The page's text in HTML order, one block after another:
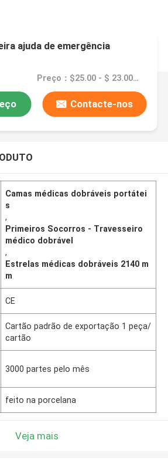
ajuda de emergência
Preço：$25.00 - $ 23.00 /Pieces 1-29 Pieces
Contacte-nos
Camas médicas dobráveis portátei
s
,
Primeiros Socorros - Travesseiro
médico dobrável
,
Estrelas médicas dobráveis 2140 m
m
CE
Cartão padrão de exportação 1 peça/
cartão
3000 partes pelo mês
feito na porcelana
Veja mais